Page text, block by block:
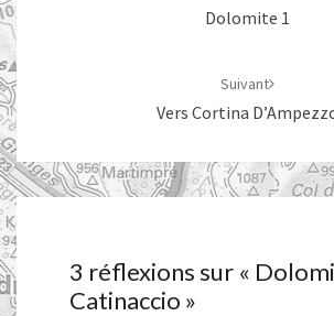
Dolomite 1
Suivant
Vers Cortina
3 réflexions sur «
Catinaccio »